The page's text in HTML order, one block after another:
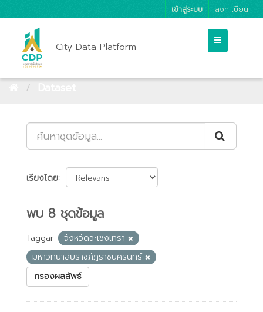
เข้าสู่ระบบ ลงทะเบียน
City Data Platform
เรียงโดย
พบ 8 ชุดข้อมูล
Taggar:
จังหวัดฉะเชิงเทรา
มหาวิทยาลัยราชภัฏราชนครินทร์
กรองผลลัพธ์